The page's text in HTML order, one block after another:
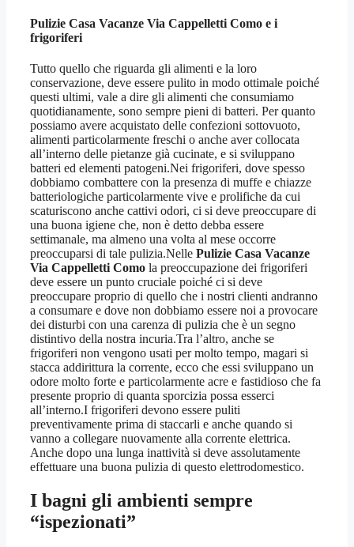
Pulizie Casa Vacanze Via Cappelletti Como e i
frigoriferi
Tutto quello che riguarda gli alimenti e la loro
conservazione, deve essere pulito in modo ottimale poiché
questi ultimi, vale a dire gli alimenti che consumiamo
quotidianamente, sono sempre pieni di batteri. Per quanto
possiamo avere acquistato delle confezioni sottovuoto,
alimenti particolarmente freschi o anche aver collocata
all’interno delle pietanze già cucinate, e si sviluppano
batteri ed elementi patogeni.Nei frigoriferi, dove spesso
dobbiamo combattere con la presenza di muffe e chiazze
batteriologiche particolarmente vive e prolifiche da cui
scaturiscono anche cattivi odori, ci si deve preoccupare di
una buona igiene che, non è detto debba essere
settimanale, ma almeno una volta al mese occorre
preoccuparsi di tale pulizia.Nelle Pulizie Casa Vacanze
Via Cappelletti Como la preoccupazione dei frigoriferi
deve essere un punto cruciale poiché ci si deve
preoccupare proprio di quello che i nostri clienti andranno
a consumare e dove non dobbiamo essere noi a provocare
dei disturbi con una carenza di pulizia che è un segno
distintivo della nostra incuria.Tra l’altro, anche se
frigoriferi non vengono usati per molto tempo, magari si
stacca addirittura la corrente, ecco che essi sviluppano un
odore molto forte e particolarmente acre e fastidioso che fa
presente proprio di quanta sporcizia possa esserci
all’interno.I frigoriferi devono essere puliti
preventivamente prima di staccarli e anche quando si
vanno a collegare nuovamente alla corrente elettrica.
Anche dopo una lunga inattività si deve assolutamente
effettuare una buona pulizia di questo elettrodomestico.
I bagni gli ambienti sempre
“ispezionati”